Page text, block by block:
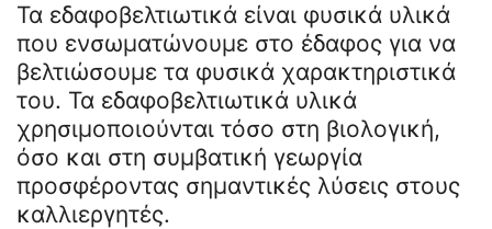
Τα εδαφοβελτιωτικά είναι φυσικά υλικά
που ενσωματώνουμε στο έδαφος για να
βελτιώσουμε τα φυσικά χαρακτηριστικά
του. Τα εδαφοβελτιωτικά υλικά
χρησιμοποιούνται τόσο στη βιολογική,
όσο και στη συμβατική γεωργία
προσφέροντας σημαντικές λύσεις στους
καλλιεργητές.